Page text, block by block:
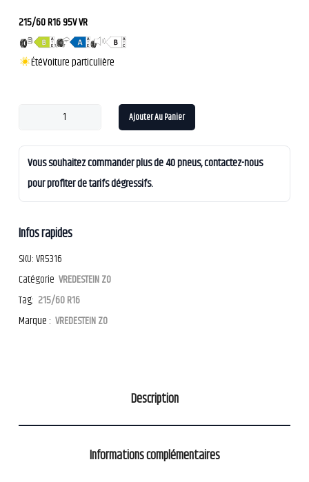
215/60 R16 95V VR
ÉtéVoiture particulière
Ajouter Au Panier
Vous souhaitez commander plus de 40 pneus, contactez-nous
pour profiter de tarifs dégressifs.
Infos rapides
SKU:VR5316
Catégorie VREDESTEIN ZO
Tag: 215/60 R16
Marque : VREDESTEIN ZO
Description
Informations complémentaires